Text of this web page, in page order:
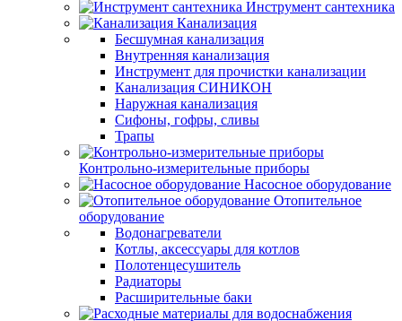
Инструмент сантехника
Канализация
Бесшумная канализация
Внутренняя канализация
Инструмент для прочистки канализации
Канализация СИНИКОН
Наружная канализация
Сифоны, гофры, сливы
Трапы
Контрольно-измерительные приборы
Насосное оборудование
Отопительное
оборудование
Водонагреватели
Котлы, аксессуары для котлов
Полотенцесушитель
Радиаторы
Расширительные баки